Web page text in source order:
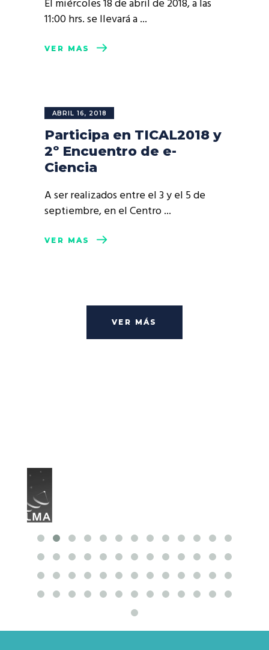
El miércoles 18 de abril de 2018, a las
11:00 hrs. se llevará a
VER MÁS
ABRIL 16, 2018
Participa en TICAL2018 y
2º Encuentro de e-
Ciencia
A ser realizados entre el 3 y el 5 de
septiembre, en el Centro
VER MÁS
VER MÁS